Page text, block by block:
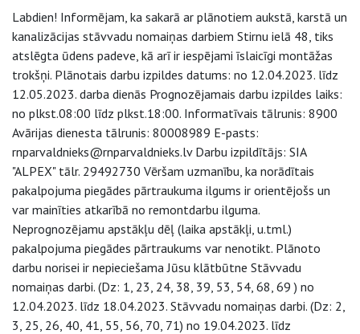
Labdien! Informējam, ka sakarā ar plānotiem aukstā, karstā un
kanalizācijas stāvvadu nomaiņas darbiem Stirnu ielā 48, tiks
atslēgta ūdens padeve, kā arī ir iespējami īslaicīgi montāžas
trokšņi. Plānotais darbu izpildes datums: no 12.04.2023. līdz
12.05.2023. darba dienās Prognozējamais darbu izpildes laiks:
no plkst.08:00 līdz plkst.18:00. Informatīvais tālrunis: 8900
Avārijas dienesta tālrunis: 80008989 E-pasts:
rnparvaldnieks@rnparvaldnieks.lv Darbu izpildītājs: SIA
"ALPEX" tālr. 29492730 Vēršam uzmanību, ka norādītais
pakalpojuma piegādes pārtraukuma ilgums ir orientējošs un
var mainīties atkarībā no remontdarbu ilguma.
Neprognozējamu apstākļu dēļ (laika apstākļi, u.tml.)
pakalpojuma piegādes pārtraukums var nenotikt. Plānoto
darbu norisei ir nepieciešama Jūsu klātbūtne Stāvvadu
nomaiņas darbi. (Dz: 1, 23, 24, 38, 39, 53, 54, 68, 69 ) no
12.04.2023. līdz 18.04.2023. Stāvvadu nomaiņas darbi. (Dz: 2,
3, 25, 26, 40, 41, 55, 56, 70, 71) no 19.04.2023. līdz